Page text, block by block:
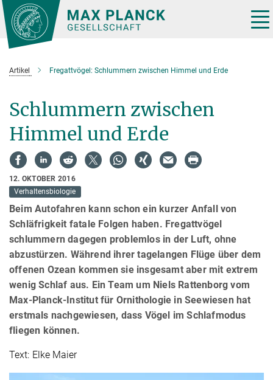
Hauptinhalt
Artikel Fregattvögel: Schlummern zwischen Himmel und Erde
Schlummern zwischen
Himmel und Erde
12. OKTOBER 2016
Verhaltensbiologie
Beim Autofahren kann schon ein kurzer Anfall von
Schläfrigkeit fatale Folgen haben. Fregattvögel
schlummern dagegen problemlos in der Luft, ohne
abzustürzen. Während ihrer tagelangen Flüge über dem
offenen Ozean kommen sie insgesamt aber mit extrem
wenig Schlaf aus. Ein Team um Niels Rattenborg vom
Max-Planck-Institut für Ornithologie in Seewiesen hat
erstmals nachgewiesen, dass Vögel im Schlafmodus
fliegen können.
Text: Elke Maier